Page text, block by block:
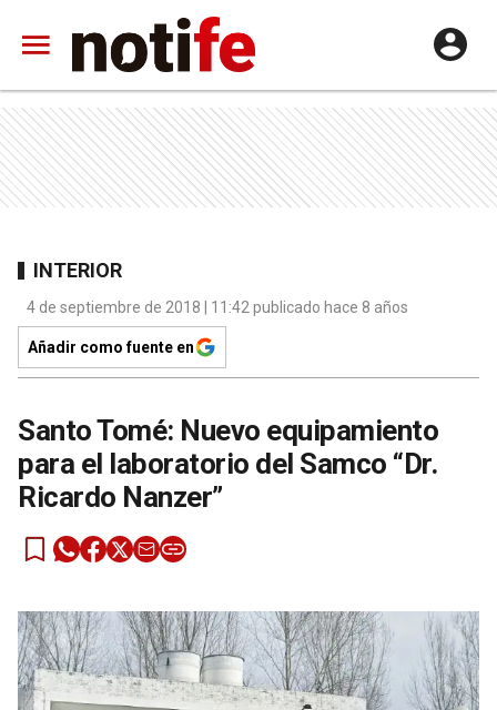
INTERIOR
4 de septiembre de 2018 | 11:42 publicado hace 8 años
Añadir como fuente en
Santo Tomé: Nuevo equipamiento
para el laboratorio del Samco “Dr.
Ricardo Nanzer”